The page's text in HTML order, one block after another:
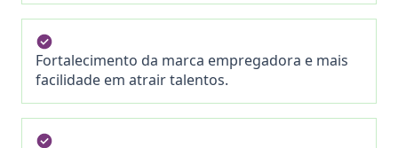
Fortalecimento da marca empregadora e mais
facilidade em atrair talentos.